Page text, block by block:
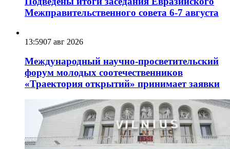
Межправительственного совета 6-7 августа
13:5907 авг 2026
Международный научно-просветительский
форум молодых соотечественников
«Траектория открытий» принимает заявки